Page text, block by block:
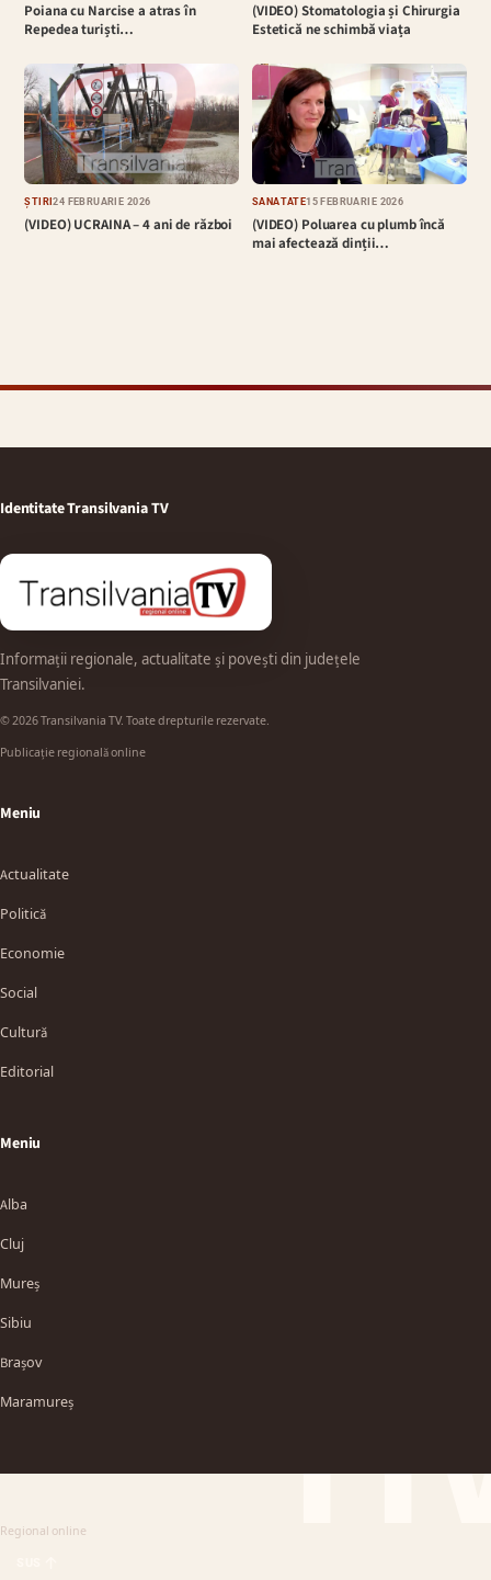
Poiana cu Narcise a atras în
Repedea turiști…
(VIDEO) Stomatologia și Chirurgia
Estetică ne schimbă viața
ȘTIRI24 FEBRUARIE 2026
(VIDEO) UCRAINA – 4 ani de război
SĂNĂTATE15 FEBRUARIE 2026
(VIDEO) Poluarea cu plumb încă
mai afectează dinții…
Identitate Transilvania TV
Informații regionale, actualitate și povești din județele
Transilvaniei.
© 2026 Transilvania TV. Toate drepturile rezervate.
Publicație regională online
Meniu
Actualitate
Politică
Economie
Social
Cultură
Editorial
Meniu
Alba
Cluj
Mureș
Sibiu
Brașov
Maramureș
Regional online